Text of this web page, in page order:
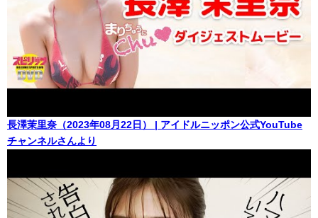
長澤茉里奈（2023年08月22日） | アイドルニッポン公式YouTube
チャンネルさんより